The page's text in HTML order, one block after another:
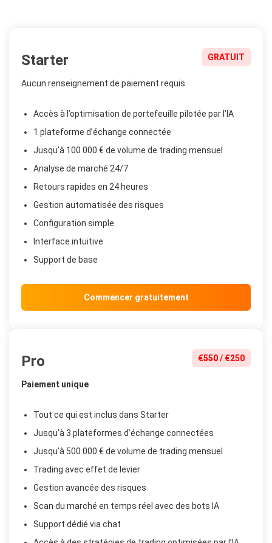
Starter GRATUIT
Aucun renseignement de paiement requis
Accès à l’optimisation de portefeuille pilotée par l’IA
1 plateforme d’échange connectée
Jusqu’à 100 000 € de volume de trading mensuel
Analyse de marché 24/7
Retours rapides en 24 heures
Gestion automatisée des risques
Configuration simple
Interface intuitive
Support de base
Commencer gratuitement
Pro €550/ €250
Paiement unique
Tout ce qui est inclus dans Starter
Jusqu’à 3 plateformes d’échange connectées
Jusqu’à 500 000 € de volume de trading mensuel
Trading avec effet de levier
Gestion avancée des risques
Scan du marché en temps réel avec des bots IA
Support dédié via chat